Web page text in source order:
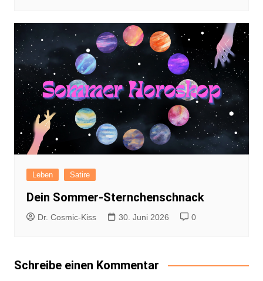
Leben Satire
Dein Sommer-Sternchenschnack
Dr. Cosmic-Kiss 30. Juni 2026 0
Schreibe einen Kommentar